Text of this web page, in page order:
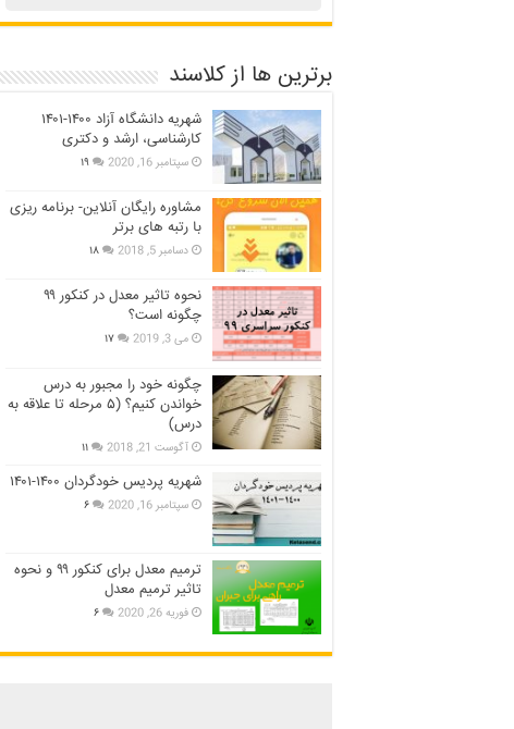
برترین ها از کلاسند
شهریه دانشگاه آزاد ۱۴۰۰-۱۴۰۱
کارشناسی، ارشد و دکتری
سپتامبر 16, 2020 ۱۹
مشاوره رایگان آنلاین- برنامه ریزی
با رتبه های برتر
دسامبر 5, 2018 ۱۸
نحوه تاثیر معدل در کنکور ۹۹
چگونه است؟
می 3, 2019 ۱۷
چگونه خود را مجبور به درس
خواندن کنیم؟ (۵ مرحله تا علاقه به
درس)
آگوست 21, 2018 ۱۱
شهریه پردیس خودگردان ۱۴۰۰-۱۴۰۱
سپتامبر 16, 2020 ۶
ترمیم معدل برای کنکور ۹۹ و نحوه
تاثیر ترمیم معدل
فوریه 26, 2020 ۶